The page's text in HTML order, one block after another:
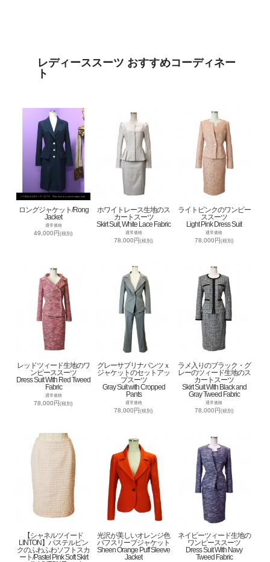
レディーススーツ おすすめコーディネー
ト
ロングジャケット/Rong
Jacket
通常価格
49,000円(税別)
ホワイトレース生地のス
カートスーツ
Skirt Suit, White Lace Fabric
通常価格
78,000円(税別)
ライトピンクのワンピー
ススーツ
Light Pink Dress Suit
通常価格
78,000円(税別)
レッドツィード生地のワ
ンピーススーツ
Dress Suit With Red Tweed
Fabric
通常価格
78,000円(税別)
グレーサブリナパンツｘ
ジャケットのセットアッ
プスーツ
Gray Suit with Cropped
Pants
通常価格
78,000円(税別)
ラメ入りのブラック・グ
レーのツィード生地のス
カートスーツ
Skirt Suit With Black and
Gray Tweed Fabric
通常価格
78,000円(税別)
【シャネルツイード
LINTON】パステルピン
クのふわふわソフトスカ
ート/Pastel Pink Soft Skirt
光沢が美しいオレンジ色
パフスリーブジャケット
Sheen Orange Puff Sleeve
Jacket
ネイビーツィード生地の
ワンピーススーツ
Dress Suit With Navy
Tweed Fabric